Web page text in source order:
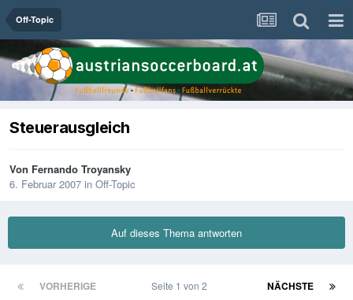
Off-Topic
Steuerausgleich
Von Fernando Troyansky
6. Februar 2007 in Off-Topic
Auf dieses Thema antworten
VORHERIGE NÄCHSTE
Seite 1 von 2